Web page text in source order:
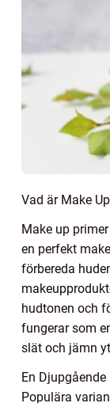
Vad är Make
Make up
en perfekt
förbereda
hudtonen och
fungerar som
slät och jämn
En
Populära